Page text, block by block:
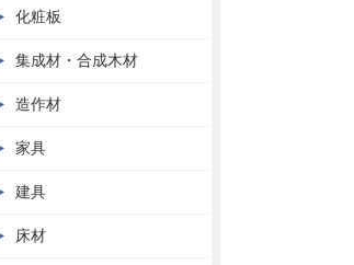
化粧板
集成材・合成木材
造作材
家具
建具
床材